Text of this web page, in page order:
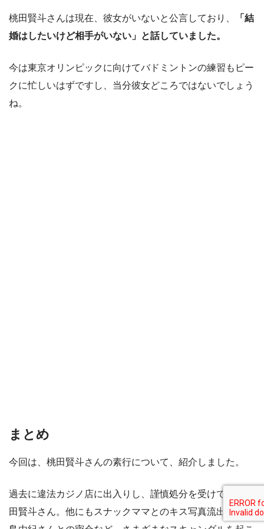
桃田賢斗さんは現在、彼女がいないと公言しており、
「結
婚はしたいけど相手がいない」と話していました。
今は東京オリンピックに向けてバドミントンの練習もピー
クに忙しいはずですし、当分彼女どころではないでしょう
ね。
まとめ
今回は、桃田賢斗さんの素行について、紹介しました。
過去に違法カジノ店に出入りし、謹慎処分を受けていた桃
田賢斗さん。他にもスナックママとのキス写真流出や、福